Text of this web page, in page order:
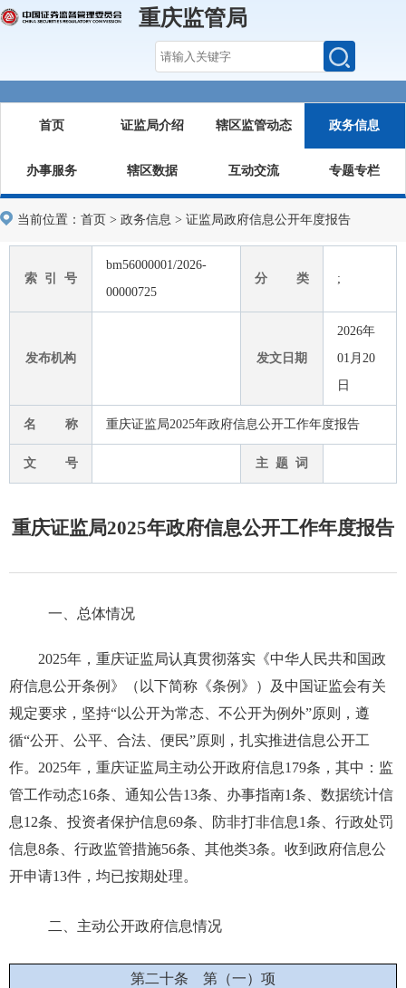
重庆监管局
首页 证监局介绍 辖区监管动态 政务信息
办事服务 辖区数据 互动交流 专题专栏
当前位置： 首页 > 政务信息 > 证监局政府信息公开年度报告
索 引 号
bm56000001/2026-
00000725
分 类 ;
发布机构 发文日期
2026年
01月20
日
名 称 重庆证监局2025年政府信息公开工作年度报告
文 号 主 题 词
重庆证监局2025年政府信息公开工作年度报告
一、总体情况
2025年，重庆证监局认真贯彻落实《中华人民共和国政
府信息公开条例》（以下简称《条例》）及中国证监会有关
规定要求，坚持“以公开为常态、不公开为例外”原则， 遵
循“公开、公平、合法、便民”原则， 扎实推进信息公开工
作。 2025年，重庆证监局主动公开政府信息179条，其中：监
管工作动态16条、通知公告13条、办事指南1条、数据统计信
息12条、投资者保护信息69条、防非打非信息1条、行政处罚
信息8条、行政监管措施56条、其他类3条。收到政府信息公
开申请13件，均已按期处理。
二、主动公开政府信息情况
第二十条 第（一）项